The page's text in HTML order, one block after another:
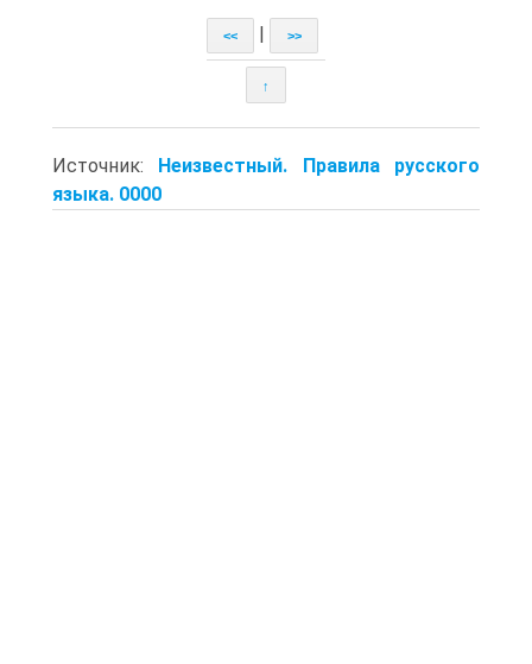
<< >>
↑
Источник: Неизвестный. Правила русского
языка. 0000